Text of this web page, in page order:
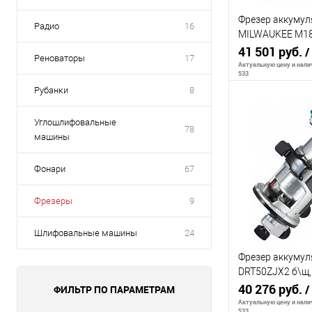
Радио 16
Реноваторы 17
Рубанки 8
Углошлифовальные
машины
78
Фонари 67
Фрезеры 9
Шлифовальные машины 24
ФИЛЬТР ПО ПАРАМЕТРАМ
Фрезер
MILWAUKEE
кромочный
41 501 руб. /
Актуальную цену и
533
К сравнению
В избранное
Фрезер
DRT50ZJX2
40 276 руб. /
Актуальную цену и